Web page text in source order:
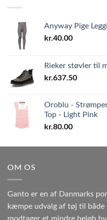
Anyway Pige
kr.40.00
Rieker støvler til
kr.637.50
Oroblu -
Top - Light Pink
kr.80.00
OM OS
Ganto er en af Danmarks
kæmpe udvalg af tøj til både